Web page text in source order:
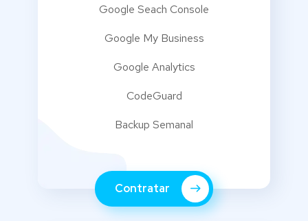
Google Seach Console
Google My Business
Google Analytics
CodeGuard
Backup Semanal
Contratar